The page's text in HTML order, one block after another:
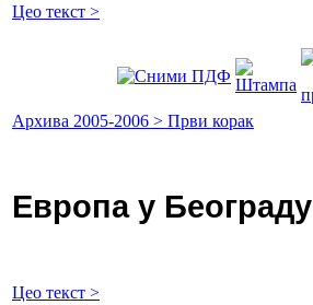
Цео текст >
Архива 2005-2006 > Први корак
Европа у Београду
Цео текст >